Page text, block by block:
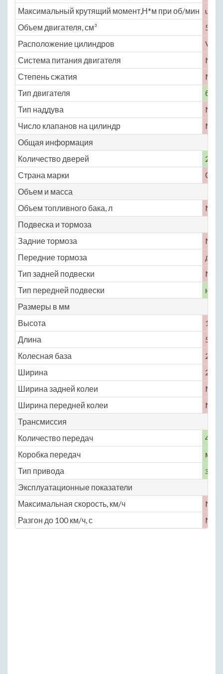
Максимальный крутящий момент,Н*м при об/мин
Объем двигателя, см³
5800
Расположение цилиндров
V-
Система питания двигателя
No
Степень сжатия
No
Тип двигателя
Тип наддува
No
Число клапанов на цилиндр
No
Общая информация
Количество дверей
2
Страна марки
Объем и масса
Объем топливного бака, л
No
Подвеска и тормоза
Задние тормоза
No
Передние тормоза
Тип задней подвески
No
Тип передней подвески
Размеры в мм
Высота
1450
Длина
5174
Колесная база
2896
Ширина
2014
Ширина задней колеи
No
Ширина передней колеи
No
Трансмиссия
Количество передач
4
Коробка передач
Тип привода
Эксплуатационные показатели
Максимальная скорость, км/ч
No
Разгон до 100 км/ч, с
No